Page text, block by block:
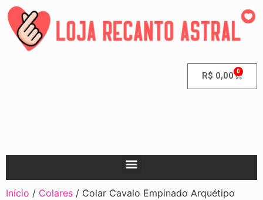
R$ 0,00 0
Início / Colares / Colar Cavalo Empinado Arquétipo